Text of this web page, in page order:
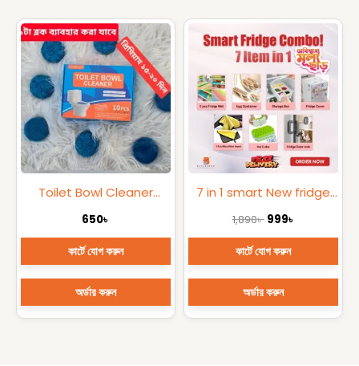
Toilet Bowl Cleaner
Premium Tablets (10
Pcs)
650৳
কার্টে যোগ করুন
অর্ডার করুন
7 in 1 smart New fridge
combo
1,890৳
Original
price
was:
1,890৳ .
999৳
Current
price
is:
999৳ .
কার্টে যোগ করুন
অর্ডার করুন